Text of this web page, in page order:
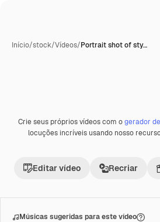
Início/stock/Vídeos/Portrait shot of sty…
Crie seus próprios vídeos com ogerador
locuções incríveis usando nosso
Editar vídeo Recriar
Músicas sugeridas para este vídeo